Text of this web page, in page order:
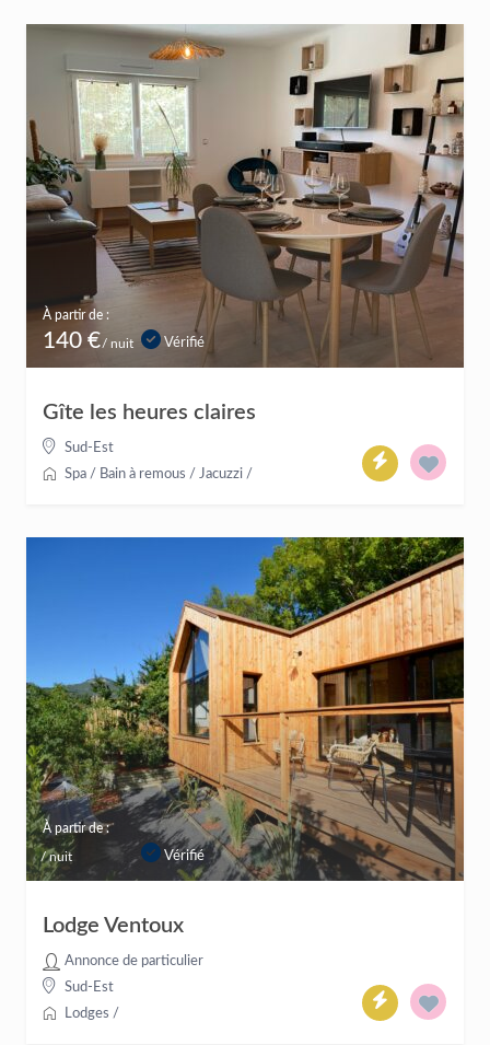
À partir de :
140 €/ nuit Vérifié
Gîte les heures claires
Sud-Est
Spa / Bain à remous / Jacuzzi /
À partir de :
/ nuit Vérifié
Lodge Ventoux
Annonce de particulier
Sud-Est
Lodges /